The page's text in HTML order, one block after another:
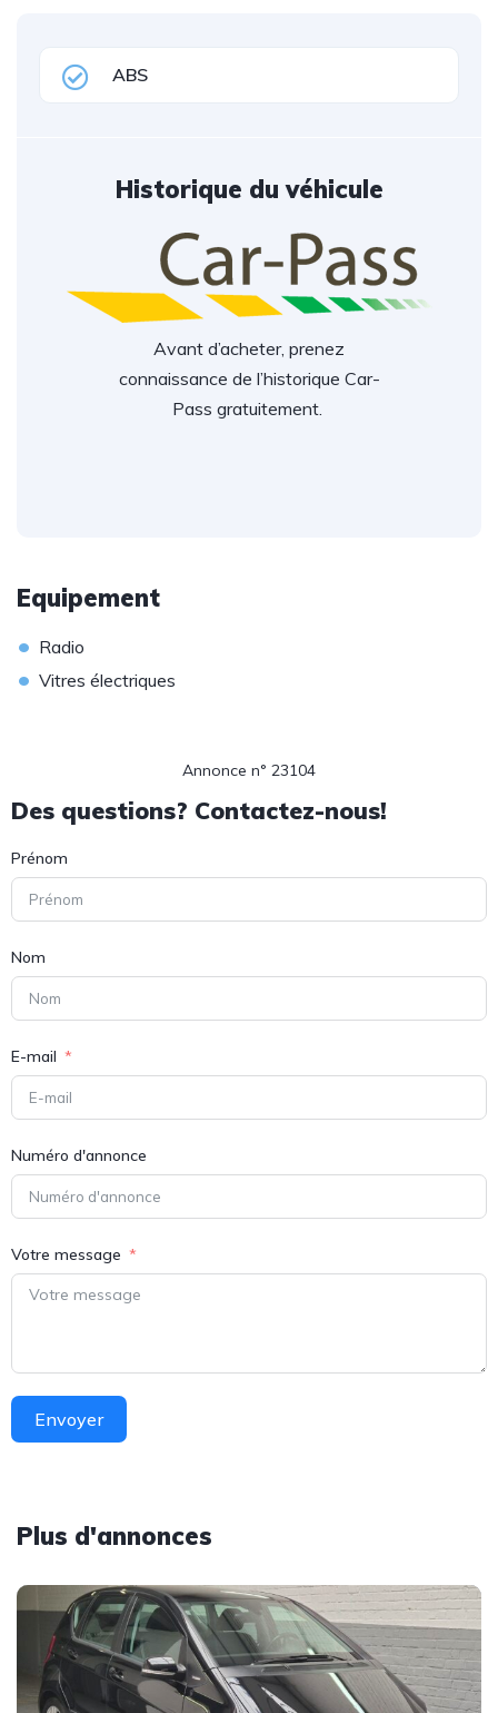
ABS
Historique du véhicule
Avant d’acheter, prenez
connaissance de l’historique Car-
Pass gratuitement.
Equipement
• Radio
• Vitres électriques
Annonce n° 23104
Des questions? Contactez-nous!
Prénom
Nom
E-mail
Numéro d'annonce
Votre message
Envoyer
Plus d'annonces